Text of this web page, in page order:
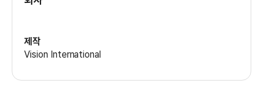
제작
Vision International